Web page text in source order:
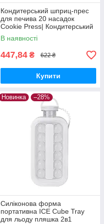
Кондитерський шприц-прес
для печива 20 насадок
Cookie Press| Кондитерський
прес для крему
В наявності
447,84 ₴ 622 ₴
Купити
Новинка –28%
Силіконова форма
портативна ICE Cube Tray
для льоду пляшка 2в1